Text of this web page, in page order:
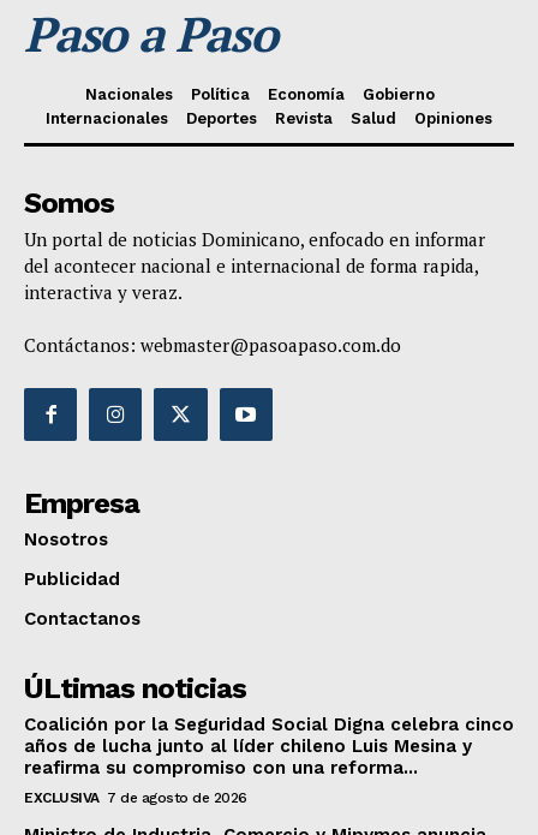
Paso a Paso
Nacionales Política Economía
Gobierno
Internacionales
Deportes Revista Salud Opiniones
Somos
Un portal de noticias Dominicano, enfocado en informar
del acontecer nacional e internacional de forma rapida,
interactiva y veraz.
Contáctanos: webmaster@pasoapaso.com.do
Empresa
Nosotros
Publicidad
Contactanos
ÚLtimas noticias
Coalición por la Seguridad Social Digna celebra cinco
años de lucha junto al líder chileno Luis Mesina y
reafirma su compromiso con una reforma...
EXCLUSIVA 7 de agosto de 2026